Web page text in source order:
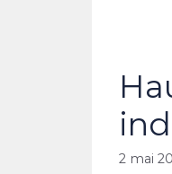
2 mai